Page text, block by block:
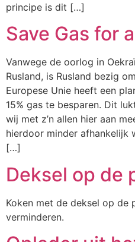
principe is dit […]
Save Gas for
Vanwege de oorlog in
Rusland, is Rusland bezig
Europese Unie heeft een
15% gas te besparen. Dit
wij met z’n allen hier aan
hierdoor minder afhankelijk
[…]
Deksel op de
Koken met de deksel op de
verminderen.